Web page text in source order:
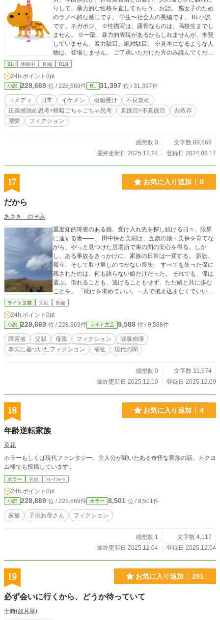
りして、暴力的な性格を直してもらう、お話。 腐女子のため
のラノベ的な感じです。 学生〜社会人の長編です。 BL小説
です。ネガポジ。 ※性描写は、露骨なものは、高校生までし
ません。 ※一部、暴力的表現があるかもしれませんが、推奨
していません。暴力駄目。絶対駄目。 ※見本になるような人
物は、登場しません。 ご了承いただけた方のみ読んでくださ
ると嬉しいです。
BL 連載中 長編 R18
24h.ポイント 0pt
小説 228,669 位 / 228,669件 BL 31,397 位 / 31,397件
コメディ 日常 イケメン 根暗受け
不良攻め
正義感強め思考×根暗ごちゃごちゃ思考
真面目×不真面目
共依存
溺愛
フィクション
感想数 0
文字数 89,669
最終更新日 2025.12.24
登録日 2024.08.17
17 お気に入り追加 0
だから
あさき のぞみ
重度知的障害のある娘、受け入れ先を探し続ける日々、限界
に達する妻——。 田中保と美樹は、五歳の娘・美保を育てな
がら、やっと見つけた居場所で束の間の安心を得る。しか
し、ある事故をきっかけに、家族の日常は一変する。 訴訟、
孤立、そして取り返しのつかない喪失。 すべてを失った保に
残されたのは、何も語らない娘だけだった。 それでも、保は
選ぶ。倒れることも、逃げることもせず、ただ娘と共に歩む
ことを。 「助けを求めていい。一人で抱え込まなくていい」
現代日本の福祉制度の隙間で苦しむ家族の姿を通して、人間
みの先に、光はあるのか——。​​​​​​​​​​​​​​​​
ライト文芸 完結 長編
24h.ポイント 0pt
小説 228,669 位 / 228,669件 ライト文芸 9,588 位 / 9,588件
障害者 父親 母親 フィクション
涙腺崩壊
事実に基づいたフィクション
福祉 現代の闇
感想数 0
文字数 31,574
最終更新日 2025.12.10
登録日 2025.12.09
18 お気に入り追加 4
年齢逆転家族
菜花
ホラーもしくは現代ファンタジー。主人公が聞いたある奇怪な家族の話。カクヨ
ム様でも投稿しています。
ホラー 完結 ｼｮｰﾄｼｮｰﾄ
24h.ポイント 0pt
小説 228,669 位 / 228,669件 ホラー 8,501 位 / 8,501件
家族 子供お母さん フィクション
感想数 1
文字数 4,117
最終更新日 2025.12.04
登録日 2025.12.04
19 お気に入り追加 201
必ず会いに行くから、どうか待っていて
十時(如月皐)